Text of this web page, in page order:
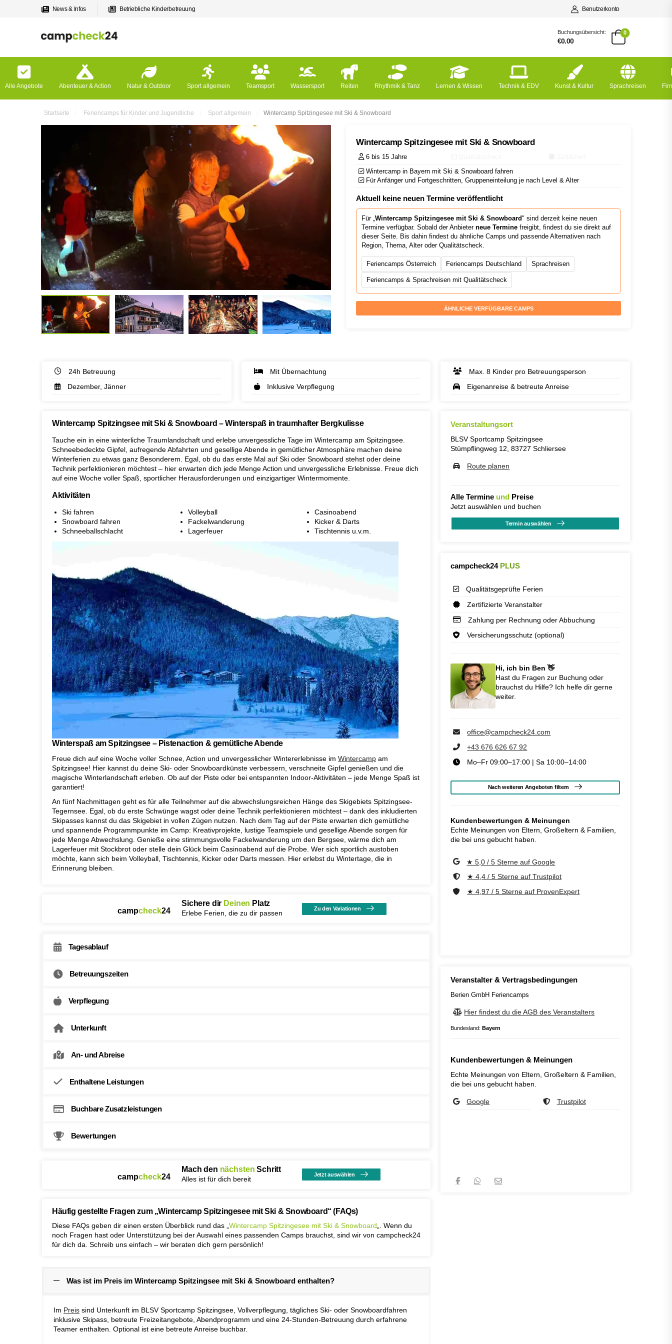
News & Infos Betriebliche Kinderbetreuung Benutzerkonto
Buchungsübersicht:
€0.00
0
Alle Angebote Abenteuer & Action Natur & Outdoor Sport allgemein Teamsport Wassersport Reiten Rhythmik & Tanz Lernen & Wissen Technik & EDV Kunst & Kultur Sprachreisen
Startseite Feriencamps für Kinder und Jugendliche Sport allgemein Wintercamp Spitzingesee mit Ski & Snowboard
Wintercamp Spitzingesee mit Ski & Snowboard
6 bis 15 Jahre
Wintercamp in Bayern mit Ski & Snowboard fahren
Für Anfänger und Fortgeschritten, Gruppeneinteilung je nach Level & Alter
Aktuell keine neuen Termine veröffentlicht
Für „Wintercamp Spitzingesee mit Ski & Snowboard" sind derzeit keine neuen
Termine verfügbar. Sobald der Anbieter neue Termine freigibt, findest du sie direkt auf
dieser Seite. Bis dahin findest du ähnliche Camps und passende Alternativen nach
Region, Thema, Alter oder Qualitätscheck.
Feriencamps Österreich Feriencamps Deutschland Sprachreisen
Feriencamps & Sprachreisen mit Qualitätscheck
ÄHNLICHE VERFÜGBARE CAMPS
24h Betreuung
Dezember, Jänner
Mit Übernachtung
Inklusive Verpflegung
Max. 8 Kinder pro Betreuungsperson
Eigenanreise & betreute Anreise
Wintercamp Spitzingsee mit Ski & Snowboard – Winterspaß in traumhafter Bergkulisse
Tauche ein in eine winterliche Traumlandschaft und erlebe unvergessliche Tage im Wintercamp am Spitzingsee.
Schneebedeckte Gipfel, aufregende Abfahrten und gesellige Abende in gemütlicher Atmosphäre machen deine
Winterferien zu etwas ganz Besonderem. Egal, ob du das erste Mal auf Ski oder Snowboard stehst oder deine
Technik perfektionieren möchtest – hier erwarten dich jede Menge Action und unvergessliche Erlebnisse. Freue dich
auf eine Woche voller Spaß, sportlicher Herausforderungen und einzigartiger Wintermomente.
Aktivitäten
Ski fahren
Snowboard fahren
Schneeballschlacht
Volleyball
Fackelwanderung
Lagerfeuer
Casinoabend
Kicker & Darts
Tischtennis u.v.m.
Winterspaß am Spitzingsee – Pistenaction & gemütliche Abende
Freue dich auf eine Woche voller Schnee, Action und unvergesslicher Wintererlebnisse im Wintercamp am
Spitzingsee! Hier kannst du deine Ski- oder Snowboardkünste verbessern, verschneite Gipfel genießen und die
magische Winterlandschaft erleben. Ob auf der Piste oder bei entspannten Indoor-Aktivitäten – jede Menge Spaß ist
garantiert!
An fünf Nachmittagen geht es für alle Teilnehmer auf die abwechslungsreichen Hänge des Skigebiets Spitzingsee-
Tegernsee. Egal, ob du erste Schwünge wagst oder deine Technik perfektionieren möchtest – dank des inkludierten
Skipasses kannst du das Skigebiet in vollen Zügen nutzen. Nach dem Tag auf der Piste erwarten dich gemütliche
und spannende Programmpunkte im Camp: Kreativprojekte, lustige Teamspiele und gesellige Abende sorgen für
jede Menge Abwechslung. Genieße eine stimmungsvolle Fackelwanderung um den Bergsee, wärme dich am
Lagerfeuer mit Stockbrot oder stelle dein Glück beim Casinoabend auf die Probe. Wer sich sportlich austoben
möchte, kann sich beim Volleyball, Tischtennis, Kicker oder Darts messen. Hier erlebst du Wintertage, die in
Erinnerung bleiben.
campcheck24
Sichere dir Deinen Platz
Erlebe Ferien, die zu dir passen
Zu den Variationen
Tagesablauf
Betreuungszeiten
Verpflegung
Unterkunft
An- und Abreise
Enthaltene Leistungen
Buchbare Zusatzleistungen
Bewertungen
campcheck24
Mach den nächsten Schritt
Alles ist für dich bereit
Jetzt auswählen
Häufig gestellte Fragen zum „Wintercamp Spitzingesee mit Ski & Snowboard“ (FAQs)
Diese FAQs geben dir einen ersten Überblick rund das „ Wintercamp Spitzingesee mit Ski & Snowboard „. Wenn du
noch Fragen hast oder Unterstützung bei der Auswahl eines passenden Camps brauchst, sind wir von campcheck24
für dich da. Schreib uns einfach – wir beraten dich gern persönlich!
Was ist im Preis im Wintercamp Spitzingsee mit Ski & Snowboard enthalten?
Im Preis sind Unterkunft im BLSV Sportcamp Spitzingsee, Vollverpflegung, tägliches Ski- oder Snowboardfahren
inklusive Skipass, betreute Freizeitangebote, Abendprogramm und eine 24-Stunden-Betreuung durch erfahrene
Teamer enthalten. Optional ist eine betreute Anreise buchbar.
Veranstaltungsort
BLSV Sportcamp Spitzingsee
Stümpflingweg 12, 83727 Schliersee
Route planen
Alle Termine und Preise
Jetzt auswählen und buchen
Termin auswählen
campcheck24 PLUS
Qualitätsgeprüfte Ferien
Zertifizierte Veranstalter
Zahlung per Rechnung oder Abbuchung
Versicherungsschutz (optional)
Hi, ich bin Ben 👋
Hast du Fragen zur Buchung oder
brauchst du Hilfe? Ich helfe dir gerne
weiter.
office@campcheck24.com
+43 676 626 67 92
Mo–Fr 09:00–17:00 | Sa 10:00–14:00
Nach weiteren Angeboten filtern
Kundenbewertungen & Meinungen
Echte Meinungen von Eltern, Großeltern & Familien,
die bei uns gebucht haben.
★ 5,0 / 5 Sterne auf Google
★ 4,4 / 5 Sterne auf Trustpilot
★ 4,97 / 5 Sterne auf ProvenExpert
Veranstalter & Vertragsbedingungen
Berien GmbH Feriencamps
Hier findest du die AGB des Veranstalters
Bundesland:Bayern
Kundenbewertungen & Meinungen
Echte Meinungen von Eltern, Großeltern & Familien,
die bei uns gebucht haben.
Google Trustpilot